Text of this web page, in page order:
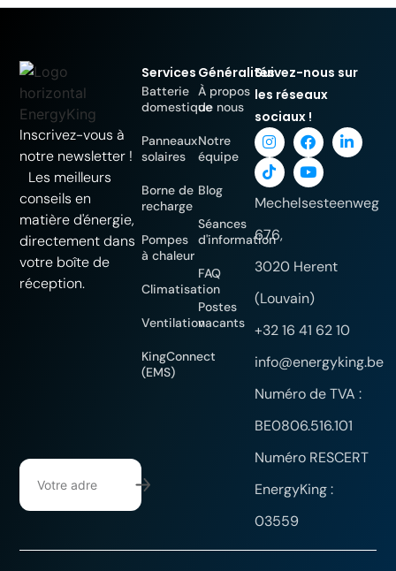
Inscrivez-vous à
notre newsletter !
Les meilleurs
conseils en
matière d'énergie,
directement dans
votre boîte de
réception.
Services
Batterie
domestique
Panneaux
solaires
Borne de
recharge
Pompes
à chaleur
Climatisation
Ventilation
KingConnect
(EMS)
Généralités
À propos
de nous
Notre
équipe
Blog
Séances
d'information
FAQ
Postes
vacants
Suivez-nous sur
les réseaux
sociaux !
Mechelsesteenweg
676,
3020 Herent
(Louvain)
+32 16 41 62 10
info@energyking.be
Numéro de TVA :
BE0806.516.101
Numéro RESCERT
EnergyKing :
03559